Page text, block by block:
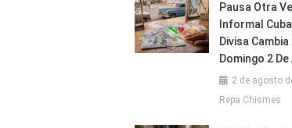
Pausa Otra
Informal
Divisa
Domingo 2
2 de agosto
Repa Chismes